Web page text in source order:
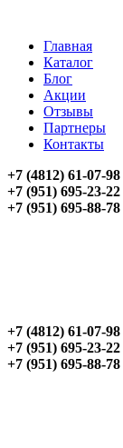
Главная
Каталог
Блог
Акции
Отзывы
Партнеры
Контакты
+7 (4812) 61-07-98
+7 (951) 695-23-22
+7 (951) 695-88-78
+7 (4812) 61-07-98
+7 (951) 695-23-22
+7 (951) 695-88-78